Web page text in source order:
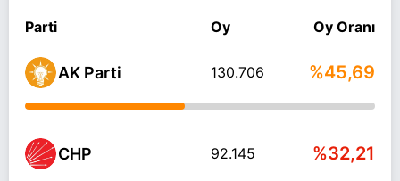
Parti Oy Oy Oranı
AK Parti 130.706 %45,69
CHP 92.145 %32,21